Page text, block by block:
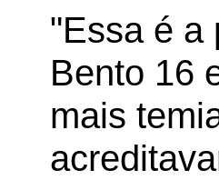
"Essa é a
Bento 16
mais